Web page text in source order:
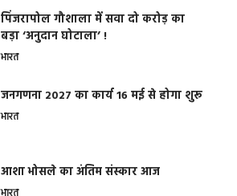
​पिंजरापोल गौशाला में सवा दो करोड़ का
बड़ा ‘अनुदान घोटाला’ !
भारत
जनगणना 2027 का कार्य 16 मई से होगा शुरू
भारत
आशा भोसले का अंतिम संस्कार आज